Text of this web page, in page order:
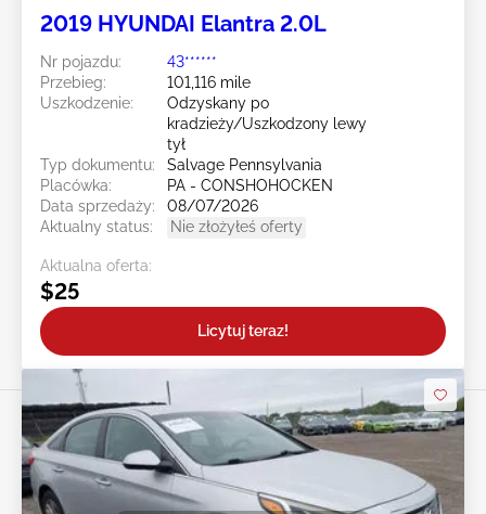
2019 HYUNDAI Elantra 2.0L
Nr pojazdu:
43******
Przebieg:
101,116 mile
Uszkodzenie:
Odzyskany po
kradzieży/Uszkodzony lewy
tył
Typ dokumentu:
Salvage Pennsylvania
Placówka:
PA - CONSHOHOCKEN
Data sprzedaży:
08/07/2026
Aktualny status:
Nie złożyłeś oferty
Aktualna oferta:
$25
Licytuj teraz!